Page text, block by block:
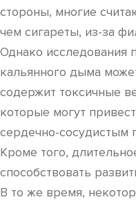
стороны, многие
чем сигареты, из-за
Однако исследования
кальянного дыма
содержит токсичные
которые могут
сердечно-сосудистым
Кроме того,
способствовать
В то же время,